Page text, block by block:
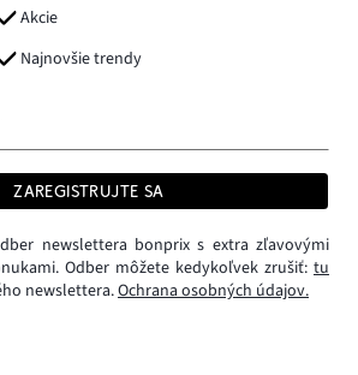
Akcie
Najnovšie trendy
ZAREGISTRUJTE SA
newslettera bonprix s extra zľavovými
Odber môžete kedykoľvek zrušiť: tu
newslettera.Ochrana osobných údajov.